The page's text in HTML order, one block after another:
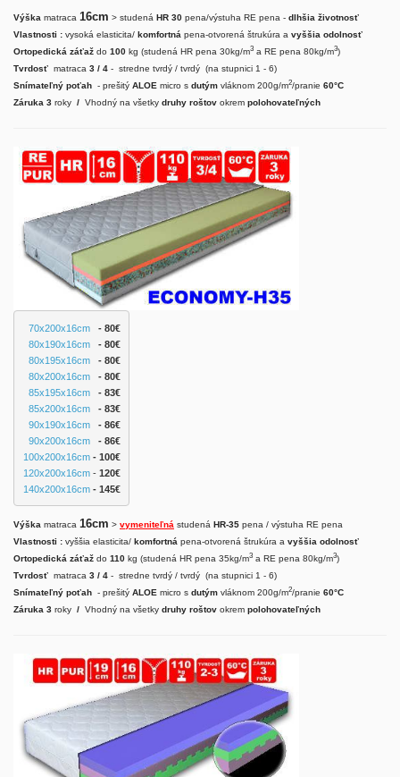
Výška matraca 16cm > studená HR 30 pena/výstuha RE pena - dlhšia životnosť
Vlastnosti : vysoká elasticita/ komfortná pena-otvorená štrukúra a vyššia odolnosť
Ortopedická záťaž do 100 kg (studená HR pena 30kg/m3 a RE pena 80kg/m3)
Tvrdosť matraca 3 / 4 - stredne tvrdý / tvrdý (na stupnici 1 - 6)
Snímateľný poťah - prešitý ALOE micro s dutým vláknom 200g/m2/pranie 60°C
Záruka 3 roky / Vhodný na všetky druhy roštov okrem polohovateľných
70x200x16cm
   - 80€
80x190x16cm
   - 80€
80x195x16cm
   - 80€
80x200x16cm
   - 80€
85x195x16cm
- 83€
85x200x16cm
- 83€
90x190x16cm
- 86€
90x200x16cm
   - 86
€
100x200x16cm - 100€
120x200x16cm - 120€
140x200x16cm - 145€
Výška matraca 16cm > vymeniteľná studená HR-35 pena / výstuha RE pena
Vlastnosti : vyššia elasticita/ komfortná pena-otvorená štrukúra a vyššia odolnosť
Ortopedická záťaž do 110 kg (studená HR pena 35kg/m3 a RE pena 80kg/m3)
Tvrdosť matraca 3 / 4 - stredne tvrdý / tvrdý (na stupnici 1 - 6)
Snímateľný poťah - prešitý ALOE micro s dutým vláknom 200g/m2/pranie 60°C
Záruka 3 roky / Vhodný na všetky druhy roštov okrem polohovateľných